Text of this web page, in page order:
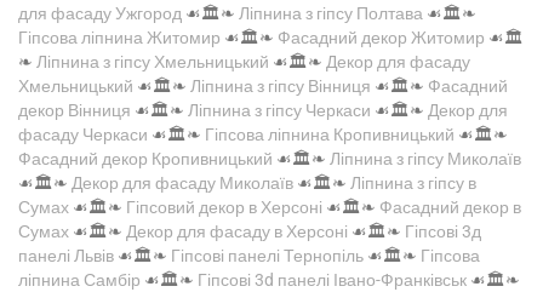
для фасаду Ужгород ☙🏛️❧ Ліпнина з гіпсу Полтава ☙🏛️❧
Гіпсова ліпнина Житомир ☙🏛️❧ Фасадний декор Житомир ☙🏛️
❧ Ліпнина з гіпсу Хмельницький ☙🏛️❧ Декор для фасаду
Хмельницький ☙🏛️❧ Ліпнина з гіпсу Вінниця ☙🏛️❧ Фасадний
декор Вінниця ☙🏛️❧ Ліпнина з гіпсу Черкаси ☙🏛️❧ Декор для
фасаду Черкаси ☙🏛️❧ Гіпсова ліпнина Кропивницький ☙🏛️❧
Фасадний декор Кропивницький ☙🏛️❧ Ліпнина з гіпсу Миколаїв
☙🏛️❧ Декор для фасаду Миколаїв ☙🏛️❧ Ліпнина з гіпсу в
Сумах ☙🏛️❧ Гіпсовий декор в Херсоні ☙🏛️❧ Фасадний декор в
Сумах ☙🏛️❧ Декор для фасаду в Херсоні ☙🏛️❧ Гіпсові 3д
панелі Львів ☙🏛️❧ Гіпсові панелі Тернопіль ☙🏛️❧ Гіпсова
ліпнина Самбір ☙🏛️❧ Гіпсові 3d панелі Івано-Франківськ ☙🏛️❧